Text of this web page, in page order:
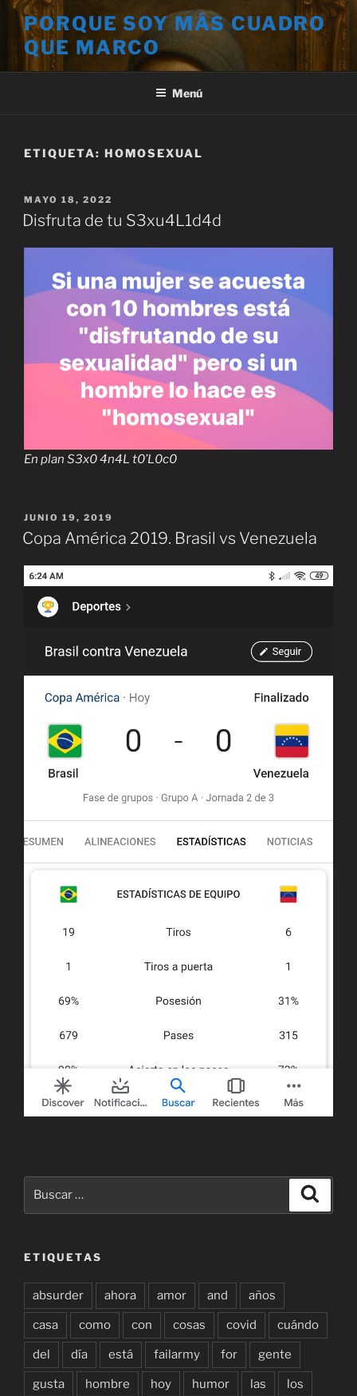
Saltar
contenido
PORQUE SOY MÁS CUADRO
QUE MARCO
Menú
ETIQUETA: HOMOSEXUAL
PUBLICADO
EL
MAYO 18, 2022
Disfruta de tu S3xu4L1d4d
En plan S3x0 4n4L t0’L0c0
PUBLICADO
EL
JUNIO 19, 2019
Copa América 2019. Brasil vs Venezuela
ETIQUETAS
absurder ahora amor and años
casa como con cosas covid cuándo
del día está failarmy for gente
gusta hombre hoy humor las los